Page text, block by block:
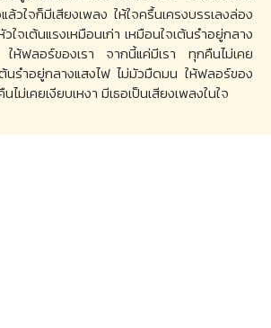
วใจก็มีเสียงเพลง ให้ใจครื้นเครงบรรเลงล่อง
ใจเต้นแรงเหมือนเก่า เหมือนใจเต้นรำอยู่กลาง
ห้ฟลอร์ของเรา จากนี้แค่มีเรา ทุกคืนไม่เคย
ต้นรำอยู่กลางแสงไฟ ไม่มัวมืดมน ให้ฟลอร์ของ
ไม่เคยเงียบเหงา มีเธอเป็นเสียงเพลงในใจ